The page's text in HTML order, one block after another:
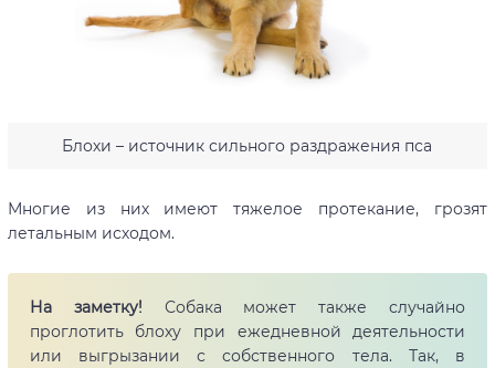
Блохи – источник сильного раздражения пса
Многие из них имеют тяжелое протекание, грозят
летальным исходом.
На заметку! Собака может также случайно
проглотить блоху при ежедневной деятельности
или выгрызании с собственного тела. Так, в